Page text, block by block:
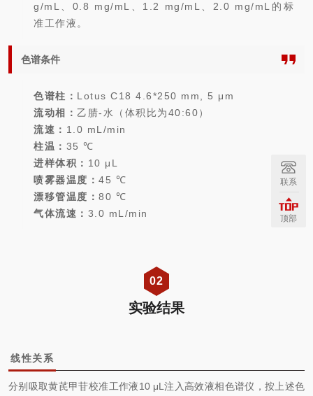
g/mL、0.8 mg/mL、1.2 mg/mL、2.0 mg/mL的标
准工作液。
色谱条件
色谱柱： Lotus C18 4.6*250 mm, 5 μm
流动相： 乙腈-水（体积比为40:60）
流速： 1.0 mL/min
柱温： 35 ℃
进样体积： 10 μL
喷雾器温度： 45 ℃
漂移管温度： 80 ℃
气体流速： 3.0 mL/min
02
实验结果
线性关系
分别吸取黄芪甲苷校准工作液10 μL注入高效液相色谱仪，按上述色
联系
顶部